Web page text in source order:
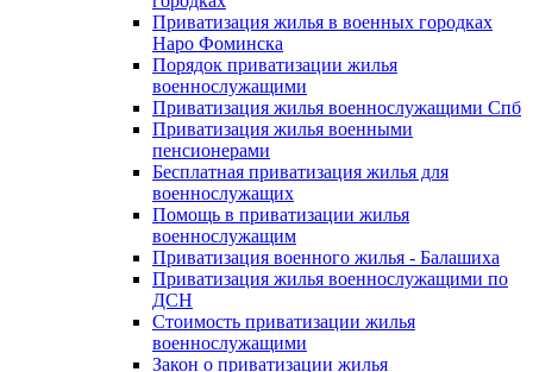
Приватизация жилья в военных городках
Наро Фоминска
Порядок приватизации жилья
военнослужащими
Приватизация жилья военнослужащими Спб
Приватизация жилья военными
пенсионерами
Бесплатная приватизация жилья для
военнослужащих
Помощь в приватизации жилья
военнослужащим
Приватизация военного жилья - Балашиха
Приватизация жилья военнослужащими по
ДСН
Стоимость приватизации жилья
военнослужащими
Закон о приватизации жилья